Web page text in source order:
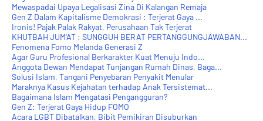
Mewaspadai Upaya Legalisasi Zina Di Kalangan Remaja
Gen Z Dalam Kapitalisme Demokrasi : Terjerat Gaya ...
Ironis! Pajak Palak Rakyat, Perusahaan Tak Terjerat
KHUTBAH JUM'AT : SUNGGUH BERAT PERTANGGUNGJAWABAN...
Fenomena Fomo Melanda Generasi Z
Agar Guru Profesional Berkarakter Kuat Menuju Indo...
Anggota Dewan Mendapat Tunjangan Rumah Dinas, Baga...
Solusi Islam, Tangani Penyebaran Penyakit Menular
Maraknya Kasus Kejahatan terhadap Anak Tersistemat...
Bagaimana Islam Mengatasi Pengangguran?
Gen Z: Terjerat Gaya Hidup FOMO
Acara LGBT Dibatalkan, Bibit Pemikiran Disuburkan